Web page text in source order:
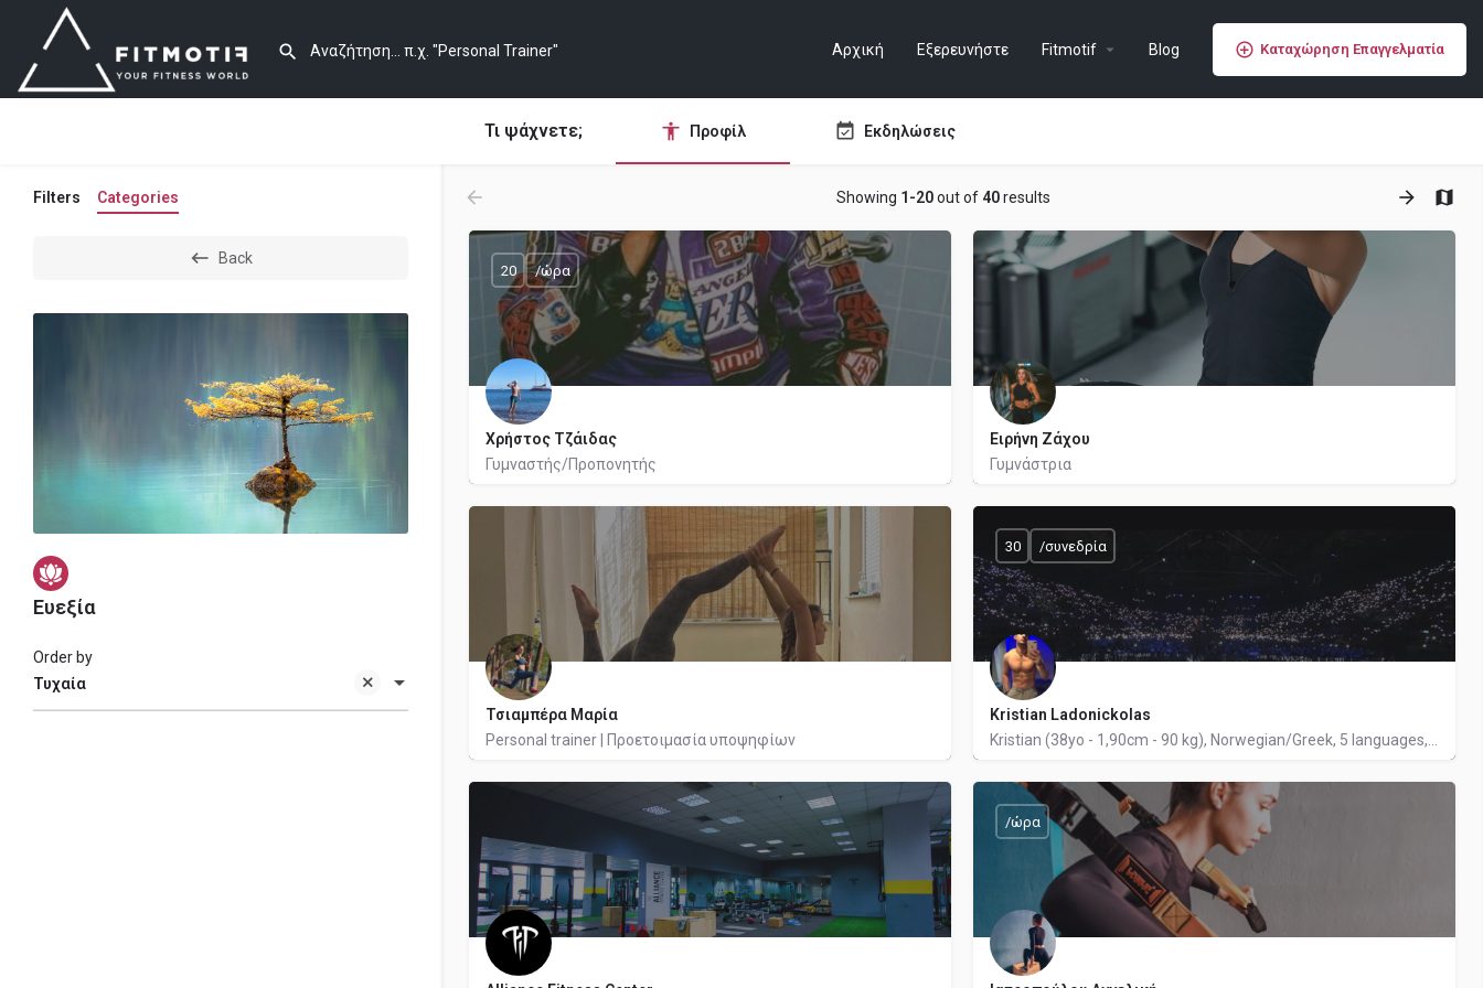
Αρχική Εξερευνήστε Fitmotif Blog Καταχώρηση Επαγγελματία
Τι ψάχνετε; Προφίλ Εκδηλώσεις
Filters Categories
Back
Ευεξία
Τυχαία
Order by
Showing 1-20out of 40results
Χρήστος Τζάιδας
Γυμναστής/Προπονητής
20 /ώρα
Ειρήνη Ζάχου
Γυμνάστρια
Τσιαμπέρα Μαρία
Personal trainer | Προετοιμασία υποψηφίων
Kristian Ladonickolas
30 /συνεδρία
/ώρα